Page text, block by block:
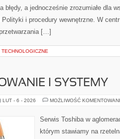
błędy, a jednocześnie zrozumiałe dla
i procedury wewnętrzne. W
[…]
TECHNOLOGICZNE
I SYSTEMY
LUT - 6 - 2026 MOŻLIWOŚĆ
Serwis Toshiba w
którym stawiamy na